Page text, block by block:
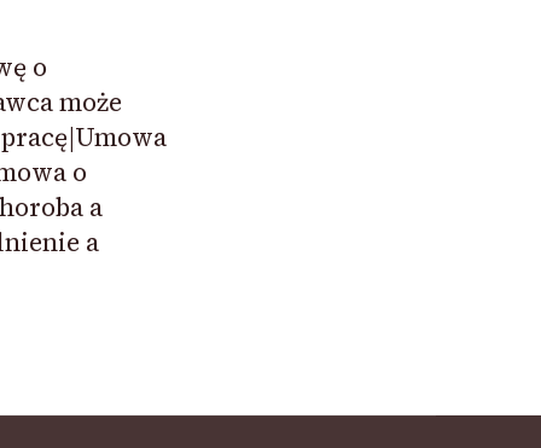
o
może
o
a
a